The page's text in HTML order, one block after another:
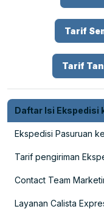
Tarif
Tarif
Daftar Isi Ekspedisi
Ekspedisi Pasuruan
Tarif pengiriman
Contact Team
Layanan Calista